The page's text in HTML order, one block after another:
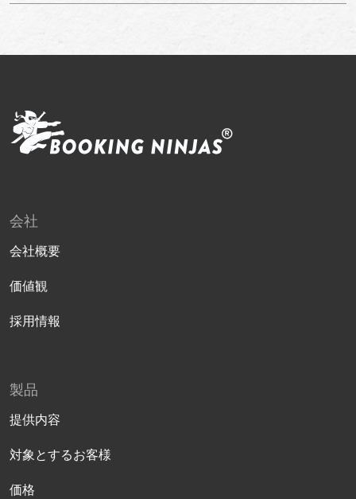
会社
会社概要
価値観
採用情報
製品
提供内容
対象とするお客様
価格